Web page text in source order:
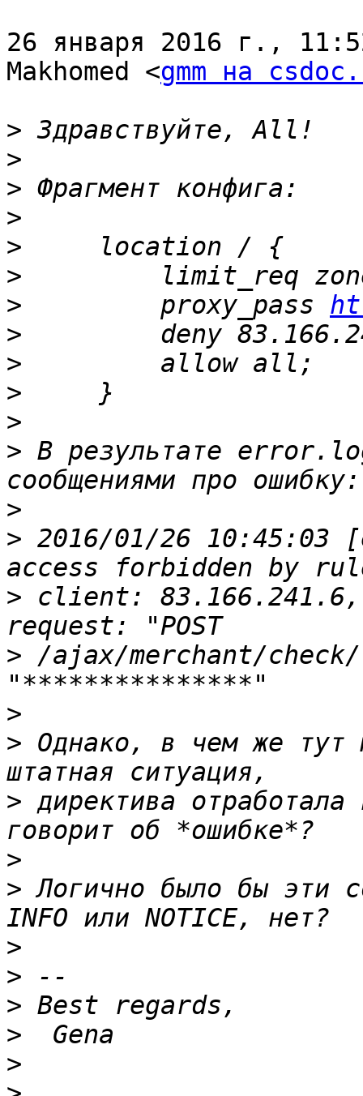
26 января 2016 г.,
Makhomed <gmm на
>
>
>
>
>
>
>
         proxy_pass
>
>
>
>
> В результате
>
> 2016/01/26 10:45:03
> client:
> /ajax/merchant/
>
> Однако, в чем же тут
> директива
>
> Логично было бы эти
>
>
>
>
>